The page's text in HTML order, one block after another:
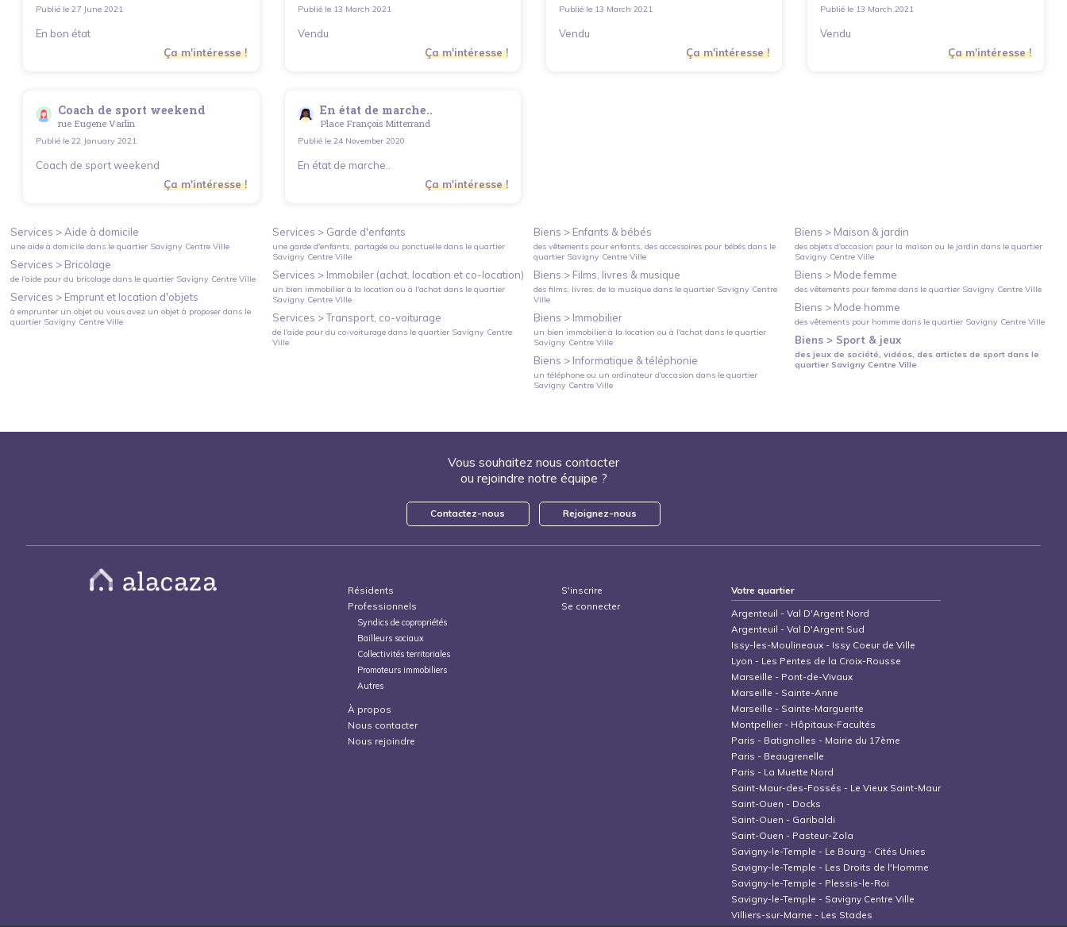
Publié le 27 June 2021
En bon état
Ça m'intéresse !
Publié le 13 March 2021
Vendu
Ça m'intéresse !
Publié le 13 March 2021
Vendu
Ça m'intéresse !
Publié le 13 March 2021
Vendu
Ça m'intéresse !
Coach de sport weekend
rue Eugene Varlin
Publié le 22 January 2021
Coach de sport weekend
Ça m'intéresse !
En état de marche..
Place François Mitterrand
Publié le 24 November 2020
En état de marche..
Ça m'intéresse !
Services > Aide à domicile
une aide à domicile dans le quartier Savigny Centre Ville
Services > Bricolage
de l'aide pour du bricolage dans le quartier Savigny Centre Ville
Services > Emprunt et location d'objets
à emprunter un objet ou vous avez un objet à proposer dans le
quartier Savigny Centre Ville
Services > Garde d'enfants
une garde d'enfants, partagée ou ponctuelledans le quartier
Savigny Centre Ville
Services > Immobiler (achat, location et co-location)
un bien immobilier à la location ou à l'achatdans le quartier
Savigny Centre Ville
Services >Transport, co-voiturage
de l'aide pour du co-voituragedans le quartier Savigny Centre
Ville
Biens > Enfants & bébés
des vêtements pour enfants, des accessoires pour bébésdans le
quartier Savigny Centre Ville
Biens > Films, livres & musique
des films, livres, de la musiquedans le quartier Savigny Centre
Ville
Biens > Immobilier
un bien immobilier à la location ou à l'achatdans le quartier
Savigny Centre Ville
Biens > Informatique & téléphonie
un téléphone ou un ordinateur d'occasion dans le quartier
Savigny Centre Ville
Biens > Maison & jardin
des objets d'occasion pour la maison ou le jardin dans le quartier
Savigny Centre Ville
Biens > Mode femme
des vêtements pour femme dans le quartier Savigny Centre Ville
Biens > Mode homme
des vêtements pour homme dans le quartier Savigny Centre Ville
Biens > Sport & jeux
des jeux de société, vidéos, des articles de sport dans le
quartier Savigny Centre Ville
Vous souhaitez nous contacter
ou rejoindre notre équipe ?
Contactez-nous Rejoignez-nous
Résidents
Professionnels
Syndics de copropriétés
Bailleurs sociaux
Collectivités territoriales
Promoteurs immobiliers
Autres
À propos
Nous contacter
Nous rejoindre
S'inscrire
Se connecter
Votre quartier
Argenteuil -Val D'Argent Nord
Argenteuil -Val D'Argent Sud
Issy-les-Moulineaux - Issy Coeur de Ville
Lyon - Les Pentes de la Croix-Rousse
Marseille - Pont-de-Vivaux
Marseille - Sainte-Anne
Marseille - Sainte-Marguerite
Montpellier- Hôpitaux-Facultés
Paris - Batignolles - Mairie du 17ème
Paris - Beaugrenelle
Paris - La Muette Nord
Saint-Maur-des-Fossés - Le Vieux Saint-Maur
Saint-Ouen - Docks
Saint-Ouen - Garibaldi
Saint-Ouen - Pasteur-Zola
Savigny-le-Temple - Le Bourg - Cités Unies
Savigny-le-Temple - Les Droits de l'Homme
Savigny-le-Temple - Plessis-le-Roi
Savigny-le-Temple - Savigny Centre Ville
Villiers-sur-Marne - Les Stades